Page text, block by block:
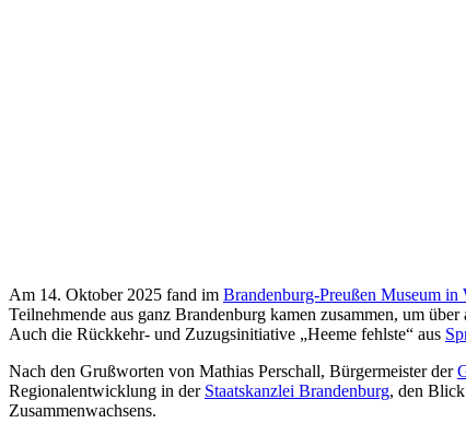
Am 14. Oktober 2025 fand im Brandenburg-Preußen Museum in
Teilnehmende aus ganz Brandenburg kamen zusammen, um
Auch die Rückkehr- und Zuzugsinitiative „Heeme fehlste“ aus
Nach den Grußworten von Mathias Perschall, Bürgermeister der
Regionalentwicklung in der Staatskanzlei Brandenburg, den
Zusammenwachsens.